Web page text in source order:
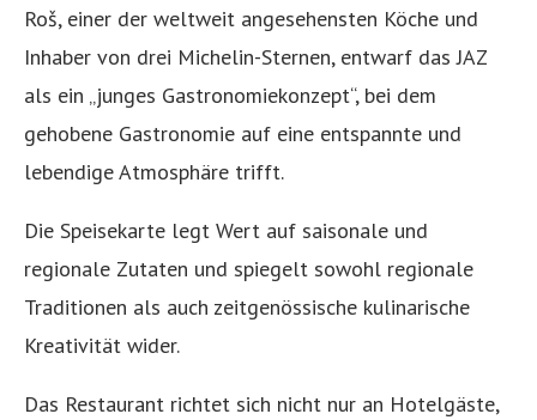
Roš, einer der weltweit angesehensten Köche und
Inhaber von drei Michelin-Sternen, entwarf das JAZ
als ein „junges Gastronomiekonzept“, bei dem
gehobene Gastronomie auf eine entspannte und
lebendige Atmosphäre trifft.
Die Speisekarte legt Wert auf saisonale und
regionale Zutaten und spiegelt sowohl regionale
Traditionen als auch zeitgenössische kulinarische
Kreativität wider.
Das Restaurant richtet sich nicht nur an Hotelgäste,